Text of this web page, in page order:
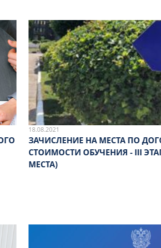
18.08.2021
ЗАЧИСЛЕНИЕ НА МЕСТА ПО
СТОИМОСТИ ОБУЧЕНИЯ - III ЭТАП (ВНЕБЮДЖЕТНЫЕ
МЕСТА)